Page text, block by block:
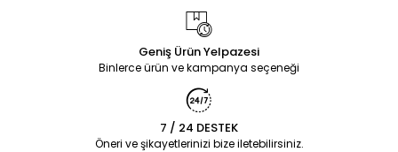
Geniş Ürün Yelpazesi
Binlerce ürün ve kampanya seçeneği
7 / 24 DESTEK
Öneri ve şikayetlerinizi bize iletebilirsiniz.